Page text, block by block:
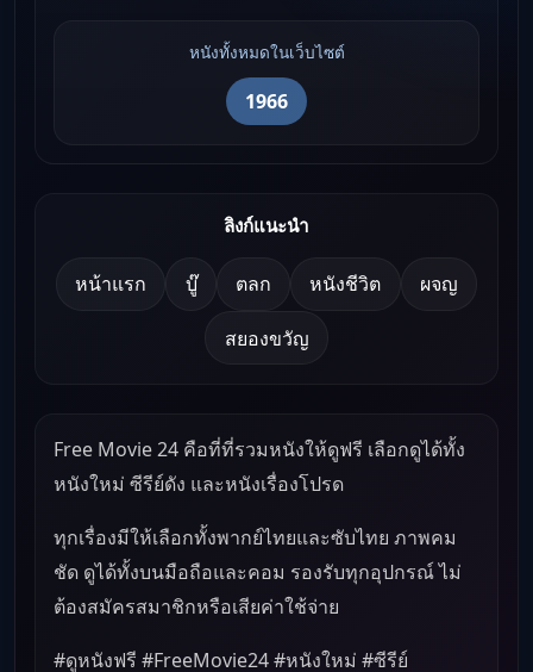
หนังทั้งหมดในเว็บไซต์
1966
ลิงก์แนะนำ
หน้าแรก บู๊ ตลก หนังชีวิต ผจญ
สยองขวัญ
Free Movie 24 คือที่ที่รวมหนังให้ดูฟรี เลือกดูได้ทั้ง
หนังใหม่ ซีรีย์ดัง และหนังเรื่องโปรด
ทุกเรื่องมีให้เลือกทั้งพากย์ไทยและซับไทย ภาพคม
ชัด ดูได้ทั้งบนมือถือและคอม รองรับทุกอุปกรณ์ ไม่
ต้องสมัครสมาชิกหรือเสียค่าใช้จ่าย
#ดูหนังฟรี #FreeMovie24 #หนังใหม่ #ซีรีย์